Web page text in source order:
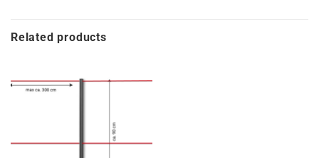
Related products